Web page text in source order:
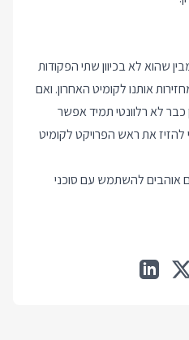
שהוא לא בכיוון שתי הפקודות
אותנו לקומיט האחרון. ואם
לא רלוונטי תמיד אפשר
להזיז את ראש הפרויקט לקומיט
אוהבים להשתמש עם סוכני